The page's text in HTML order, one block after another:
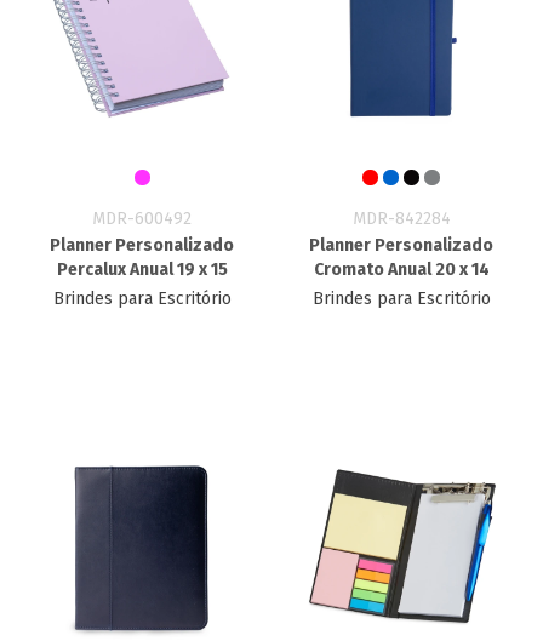
MDR-600492
Planner Personalizado
Percalux Anual 19 x 15
Brindes para Escritório
MDR-842284
Planner Personalizado
Cromato Anual 20 x 14
Brindes para Escritório